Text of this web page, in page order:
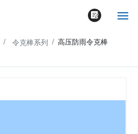
令克棒系列 高压防雨令克棒